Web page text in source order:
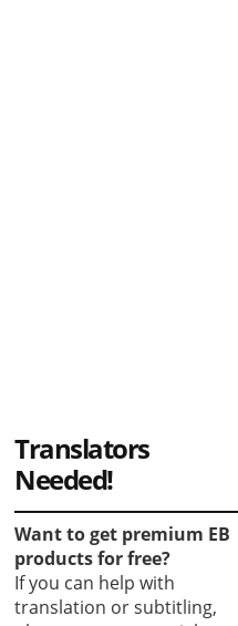
Translators
Needed!
Want to get premium EB
products for free?
If you can help with
translation or subtitling,